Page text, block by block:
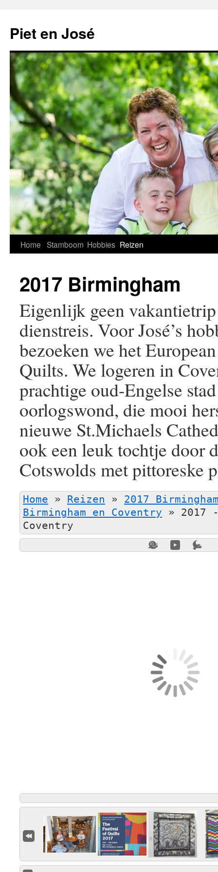
de
inhoud
Piet en José
Home Stamboom Hobbies Reizen
2017 Birmingham
Eigenlijk geen
dienstreis. Voor José’s
bezoeken we het
Quilts. We logeren in
prachtige oud-Engelse
oorlogswond, die mooi
nieuwe St.Michaels
ook een leuk tochtje door
Cotswolds met pittoreske
Home » Reizen » 2017
Birmingham en Coventry » 2017
Coventry